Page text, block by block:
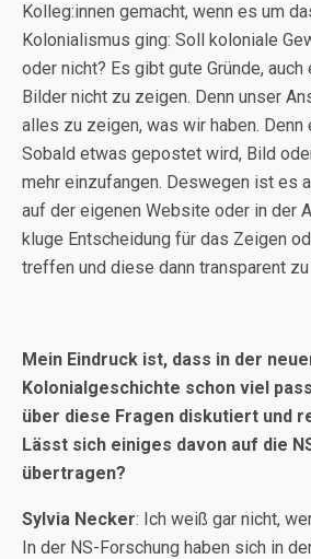
Kolleg:innen gemacht, wenn es um
Kolonialismus ging: Soll koloniale
oder nicht? Es gibt gute Gründe,
Bilder nicht zu zeigen. Denn unser
alles zu zeigen, was wir haben.
Sobald etwas gepostet wird, Bild
mehr einzufangen. Deswegen ist es
auf der eigenen Website oder in der
kluge Entscheidung für das Zeigen
treffen und diese dann transparent zu
Mein Eindruck ist, dass in der
Kolonialgeschichte schon viel
über diese Fragen diskutiert und
Lässt sich einiges davon auf die
übertragen?
Sylvia Necker: Ich weiß gar nicht,
In der NS-Forschung haben sich in